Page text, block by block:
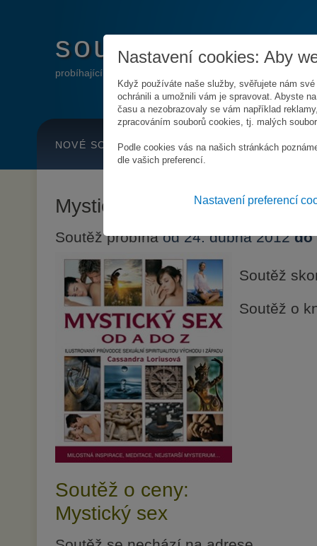
soutěže.info
probíhající online soutěže
NOVÉ SOUTĚŽE HLÍDAT SOUTĚŽE
Mystický sex
Soutěž probíháod 24. dubna 2012do
Soutěž
Soutěž o
Soutěž o ceny:
Mystický sex
Nastavení cookies: Aby
Když používáte naše služby, svěřujete nám
ochránili a umožnili vám je spravovat. Abyste
času a nezobrazovaly se vám například
zpracováním souborů cookies, tj. malých
Podle cookies vás na našich stránkách
dle vašich preferencí.
Nastavení preferencí